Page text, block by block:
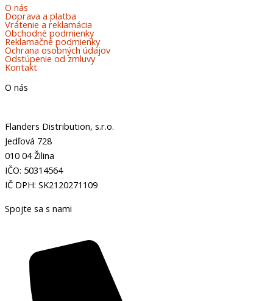
O nás
Doprava a platba
Vrátenie a reklamácia
Obchodné podmienky
Reklamačné podmienky
Ochrana osobných údajov
Odstúpenie od zmluvy
Kontakt
O nás
Flanders Distribution, s.r.o.
Jedľová 728
010 04 Žilina
IČO: 50314564
IČ DPH: SK2120271109
Spojte sa s nami